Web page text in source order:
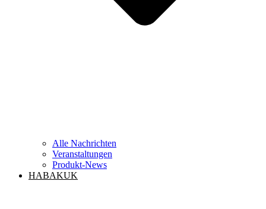
Alle Nachrichten
Veranstaltungen
Produkt-News
HABAKUK